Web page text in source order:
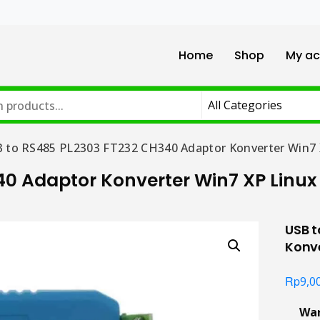
Home Shop My
to RS485 PL2303 FT232 CH340 Adaptor Konverter Win7
Adaptor Konverter Win7 XP
USB
Rp